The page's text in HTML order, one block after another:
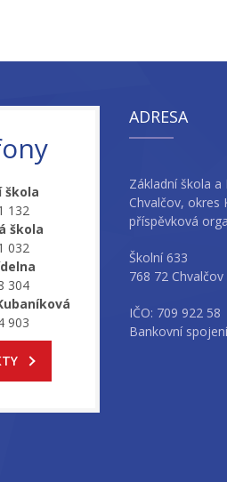
škola
132
škola
032
304
903
ADRESA
Základní škola
Chvalčov, okres
příspěvková
Školní 633
768 72 Chvalčov
IČO: 709 922 58
Bankovní